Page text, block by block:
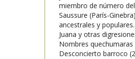
miembro de número
Saussure (París-
ancestrales y
Juana y otras
Nombres
Desconcierto barroco